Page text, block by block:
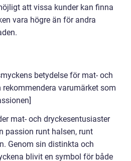
att vissa kunder kan finna
vara högre än för andra
betydelse för mat- och
varumärket som
mat- och dryckesentusiaster
passion runt halsen, runt
Genom sin distinkta och
blivit en symbol för både